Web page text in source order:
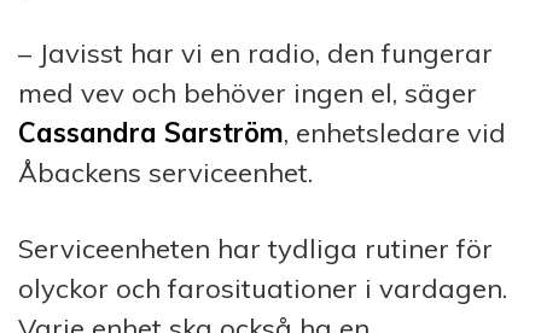
– Javisst har vi en radio, den fungerar
med vev och behöver ingen el, säger
Cassandra Sarström, enhetsledare vid
Åbackens serviceenhet.
Serviceenheten har tydliga rutiner för
olyckor och farosituationer i vardagen.